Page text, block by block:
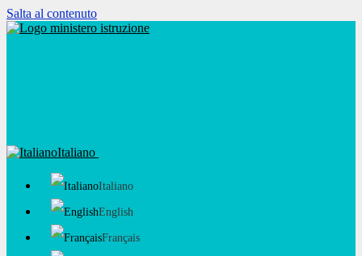
Salta al contenuto
Italiano
Italiano
English
Français